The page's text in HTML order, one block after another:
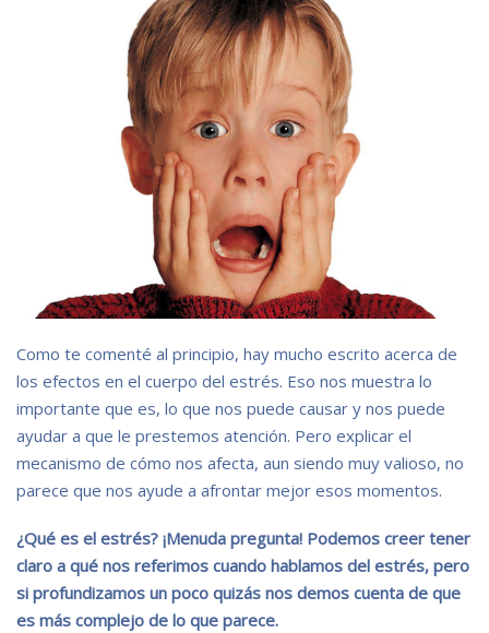
Como te comenté al principio, hay mucho escrito acerca de
los efectos en el cuerpo del estrés. Eso nos muestra lo
importante que es, lo que nos puede causar y nos puede
ayudar a que le prestemos atención. Pero explicar el
mecanismo de cómo nos afecta, aun siendo muy valioso, no
parece que nos ayude a afrontar mejor esos momentos.
¿Qué es el estrés? ¡Menuda pregunta! Podemos creer tener
claro a qué nos referimos cuando hablamos del estrés, pero
si profundizamos un poco quizás nos demos cuenta de que
es más complejo de lo que parece.